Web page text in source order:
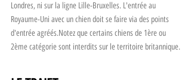
Londres, ni sur la ligne Lille-Bruxelles. L'entrée au
Royaume-Uni avec un chien doit se faire via des points
d'entrée agréés.Notez que certains chiens de 1ère ou
2ème catégorie sont interdits sur le territoire britannique.